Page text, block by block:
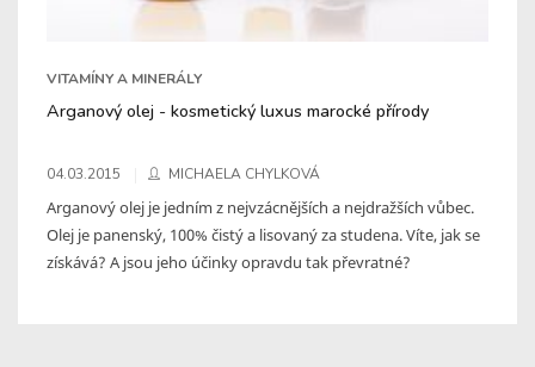
VITAMÍNY A MINERÁLY
Arganový olej - kosmetický luxus marocké přírody
04.03.2015 MICHAELA CHYLKOVÁ
Arganový olej je jedním z nejvzácnějších a nejdražších vůbec.
Olej je panenský, 100% čistý a lisovaný za studena. Víte, jak se
získává? A jsou jeho účinky opravdu tak převratné?